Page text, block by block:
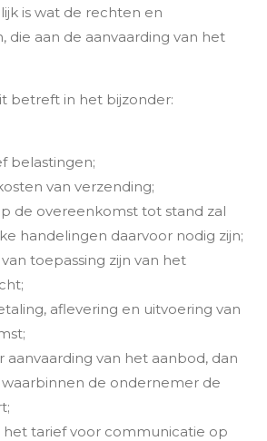
is wat de rechten en
die aan de aanvaarding van het
in het bijzonder:
belastingen;
van verzending;
de overeenkomst tot stand zal
handelingen daarvoor nodig zijn;
toepassing zijn van het
aflevering en uitvoering van
aanvaarding van het aanbod, dan
de ondernemer de
het tarief voor communicatie op